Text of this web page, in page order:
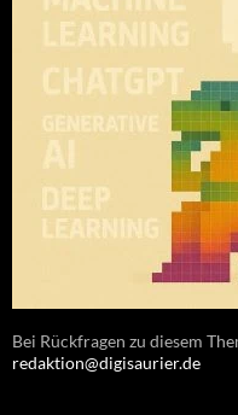
Bei Rückfragen zu diesem
redaktion@digisaurier.de